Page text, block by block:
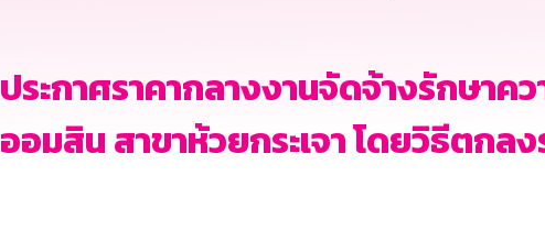
ประกาศราคากลางงานจัดจ้างรักษาค
ออมสิน สาขาห้วยกระเจา โดยวิธีตกลง